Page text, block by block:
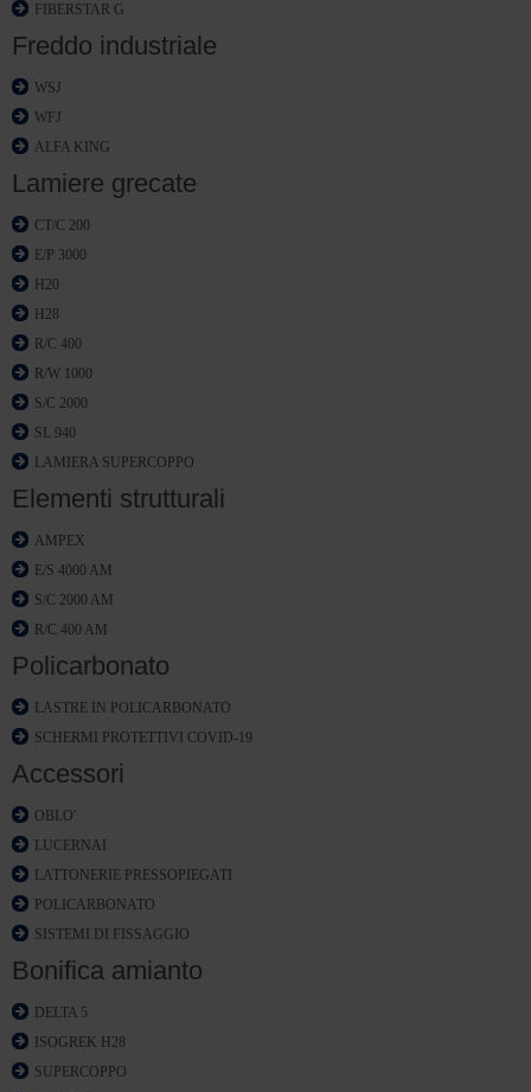
FIBERSTAR G
Freddo industriale
WSJ
WFJ
ALFA KING
Lamiere grecate
CT/C 200
E/P 3000
H20
H28
R/C 400
R/W 1000
S/C 2000
SL 940
LAMIERA SUPERCOPPO
Elementi strutturali
AMPEX
E/S 4000 AM
S/C 2000 AM
R/C 400 AM
Policarbonato
LASTRE IN POLICARBONATO
SCHERMI PROTETTIVI COVID-19
Accessori
OBLO'
LUCERNAI
LATTONERIE PRESSOPIEGATI
POLICARBONATO
SISTEMI DI FISSAGGIO
Bonifica amianto
DELTA 5
ISOGREK H28
SUPERCOPPO